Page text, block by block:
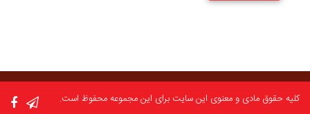
کلیه حقوق مادی و معنوی این سایت برای این مجموعه محفوظ است.